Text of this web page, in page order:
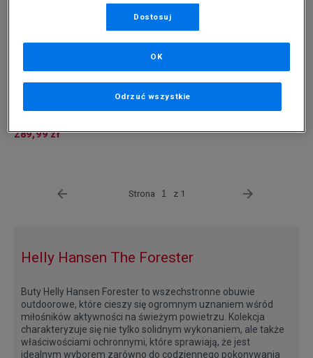
289,99 zł
Strona z 1
Helly Hansen The Forester
Buty Helly Hansen Forester to wszechstronne obuwie
outdoorowe, które cieszy się ogromnym uznaniem wśród
miłośników aktywności na świeżym powietrzu. Kolekcja
charakteryzuje się nie tylko solidnym wykonaniem, ale także
właściwościami ochronnymi, które sprawiają, że jest
idealnym wyborem zarówno do codziennego pokonywania
Dostosuj
Odrzuć wszystkie
OK